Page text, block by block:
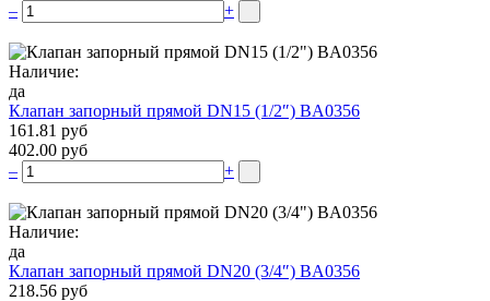
–
+
Наличие:
да
Клапан запорный прямой DN15 (1/2″) BA0356
161.81 руб
402.00 руб
–
+
Наличие:
да
Клапан запорный прямой DN20 (3/4″) BA0356
218.56 руб